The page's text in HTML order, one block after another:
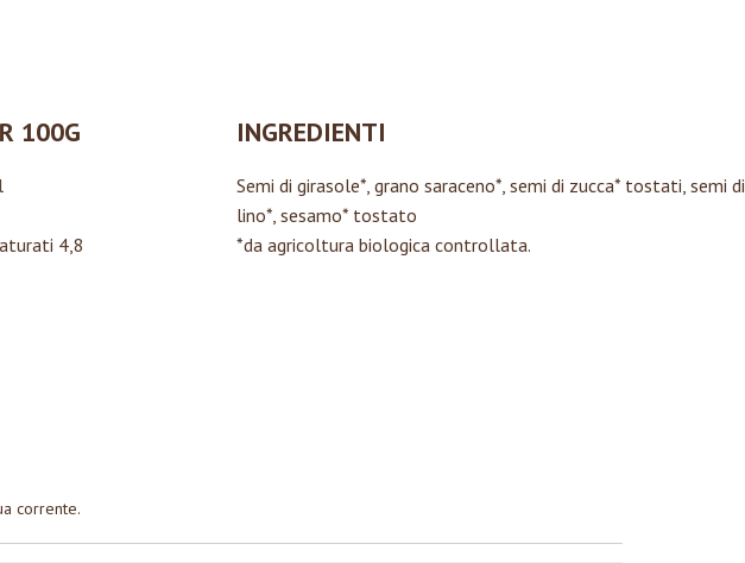
100G
4,8
INGREDIENTI
Semi di girasole*, grano saraceno*, semi di zucca* tostati, semi di
lino*, sesamo* tostato
*da agricoltura biologica controllata.
corrente.